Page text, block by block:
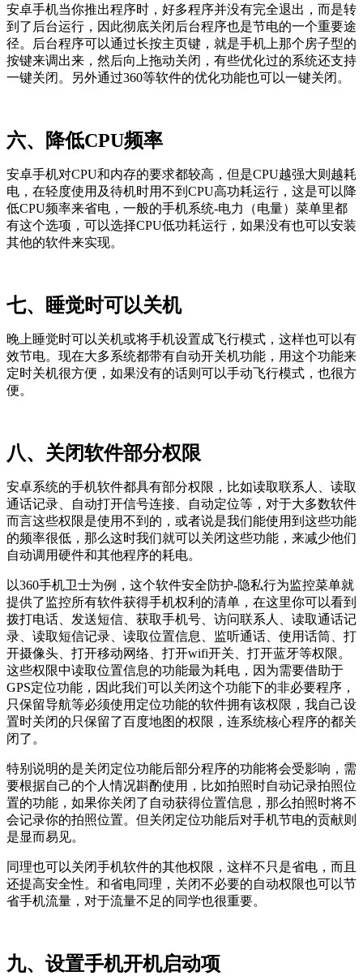
安卓手机当你推出程序时，好多程序并没有完全退出，而是转
到了后台运行，因此彻底关闭后台程序也是节电的一个重要途
径。后台程序可以通过长按主页键，就是手机上那个房子型的
按键来调出来，然后向上拖动关闭，有些优化过的系统还支持
一键关闭。另外通过360等软件的优化功能也可以一键关闭。
六、降低CPU频率
安卓手机对CPU和内存的要求都较高，但是CPU越强大则越耗
电，在轻度使用及待机时用不到CPU高功耗运行，这是可以降
低CPU频率来省电，一般的手机系统-电力（电量）菜单里都
有这个选项，可以选择CPU低功耗运行，如果没有也可以安装
其他的软件来实现。
七、睡觉时可以关机
晚上睡觉时可以关机或将手机设置成飞行模式，这样也可以有
效节电。现在大多系统都带有自动开关机功能，用这个功能来
定时关机很方便，如果没有的话则可以手动飞行模式，也很方
便。
八、关闭软件部分权限
安卓系统的手机软件都具有部分权限，比如读取联系人、读取
通话记录、自动打开信号连接、自动定位等，对于大多数软件
而言这些权限是使用不到的，或者说是我们能使用到这些功能
的频率很低，那么这时我们就可以关闭这些功能，来减少他们
自动调用硬件和其他程序的耗电。
以360手机卫士为例，这个软件安全防护-隐私行为监控菜单就
提供了监控所有软件获得手机权利的清单，在这里你可以看到
拨打电话、发送短信、获取手机号、访问联系人、读取通话记
录、读取短信记录、读取位置信息、监听通话、使用话筒、打
开摄像头、打开移动网络、打开wifi开关、打开蓝牙等权限。
这些权限中读取位置信息的功能最为耗电，因为需要借助于
GPS定位功能，因此我们可以关闭这个功能下的非必要程序，
只保留导航等必须使用定位功能的软件拥有该权限，我自己设
置时关闭的只保留了百度地图的权限，连系统核心程序的都关
闭了。
特别说明的是关闭定位功能后部分程序的功能将会受影响，需
要根据自己的个人情况斟酌使用，比如拍照时自动记录拍照位
置的功能，如果你关闭了自动获得位置信息，那么拍照时将不
会记录你的拍照位置。但关闭定位功能后对手机节电的贡献则
是显而易见。
同理也可以关闭手机软件的其他权限，这样不只是省电，而且
还提高安全性。和省电同理，关闭不必要的自动权限也可以节
省手机流量，对于流量不足的同学也很重要。
九、设置手机开机启动项